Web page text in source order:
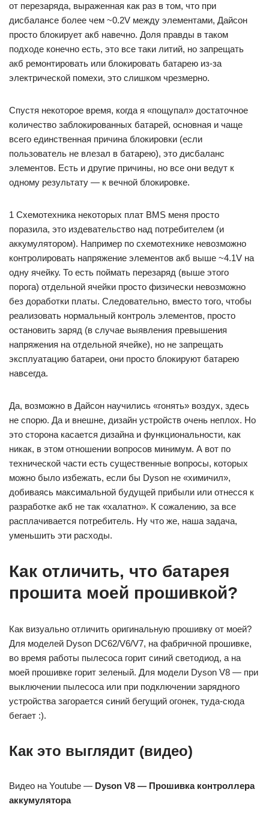
от перезаряда, выраженная как раз в том, что при
дисбалансе более чем ~0.2V между элементами, Дайсон
просто блокирует акб навечно. Доля правды в таком
подходе конечно есть, это все таки литий, но запрещать
акб ремонтировать или блокировать батарею из-за
электрической помехи, это слишком чрезмерно.
Спустя некоторое время, когда я «пощупал» достаточное
количество заблокированных батарей, основная и чаще
всего единственная причина блокировки (если
пользователь не влезал в батарею), это дисбаланс
элементов. Есть и другие причины, но все они ведут к
одному результату — к вечной блокировке.
1 Схемотехника некоторых плат BMS меня просто
поразила, это издевательство над потребителем (и
аккумулятором). Например по схемотехнике невозможно
контролировать напряжение элементов акб выше ~4.1V на
одну ячейку. То есть поймать перезаряд (выше этого
порога) отдельной ячейки просто физически невозможно
без доработки платы. Следовательно, вместо того, чтобы
реализовать нормальный контроль элементов, просто
остановить заряд (в случае выявления превышения
напряжения на отдельной ячейке), но не запрещать
эксплуатацию батареи, они просто блокируют батарею
навсегда.
Да, возможно в Дайсон научились «гонять» воздух, здесь
не спорю. Да и внешне, дизайн устройств очень неплох. Но
это сторона касается дизайна и функциональности, как
никак, в этом отношении вопросов минимум. А вот по
технической части есть существенные вопросы, которых
можно было избежать, если бы Dyson не «химичил»,
добиваясь максимальной будущей прибыли или отнесся к
разработке акб не так «халатно». К сожалению, за все
расплачивается потребитель. Ну что же, наша задача,
уменьшить эти расходы.
Как отличить, что батарея
прошита моей прошивкой?
Как визуально отличить оригинальную прошивку от моей?
Для моделей Dyson DC62/V6/V7, на фабричной прошивке,
во время работы пылесоса горит синий светодиод, а на
моей прошивке горит зеленый. Для модели Dyson V8 — при
выключении пылесоса или при подключении зарядного
устройства загорается синий бегущий огонек, туда-сюда
бегает :).
Как это выглядит (видео)
Видео на Youtube — Dyson V8 — Прошивка контроллера
аккумулятора